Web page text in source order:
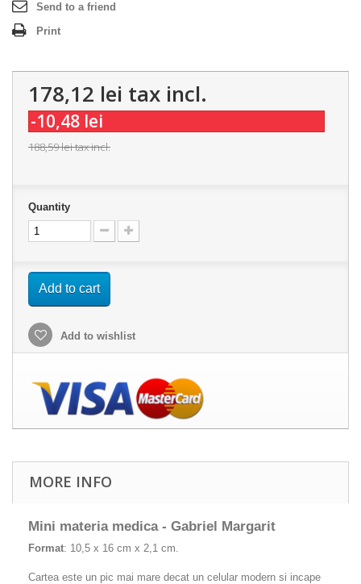
Send to a friend
Print
178,12 lei tax incl.
-10,48 lei
188,59 leitax incl.
Quantity
Add to cart
Add to wishlist
MORE INFO
Mini materia medica - Gabriel Margarit
Format: 10,5 x 16 cm x 2,1 cm.
Cartea este un pic mai mare decat un celular modern si incape